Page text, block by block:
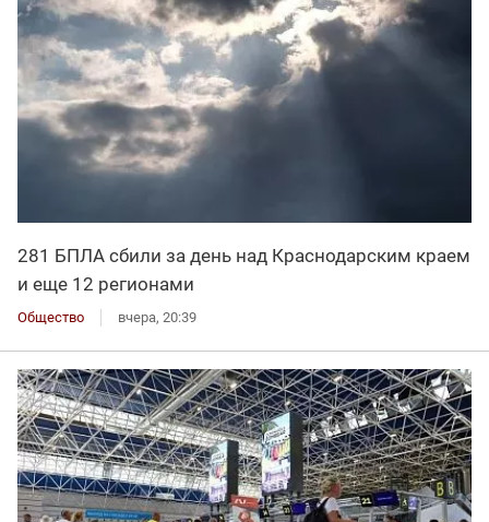
281 БПЛА сбили за день над Краснодарским краем
и еще 12 регионами
Общество вчера, 20:39